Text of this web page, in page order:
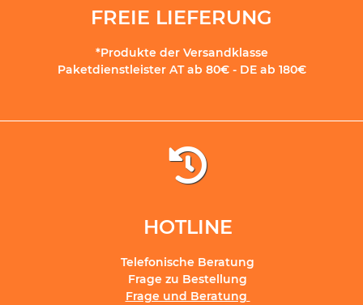
FREIE LIEFERUNG
*Produkte der Versandklasse
Paketdienstleister AT ab 80€ - DE ab 180€
HOTLINE
Telefonische Beratung
Frage zu Bestellung
Frage und Beratung